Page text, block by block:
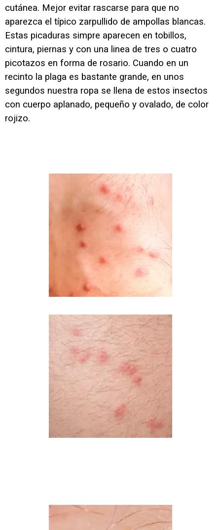
cutánea. Mejor evitar rascarse para que no
aparezca el típico zarpullido de ampollas blancas.
Estas picaduras simpre aparecen en tobillos,
cintura, piernas y con una linea de tres o cuatro
picotazos en forma de rosario. Cuando en un
recinto la plaga es bastante grande, en unos
segundos nuestra ropa se llena de estos insectos
con cuerpo aplanado, pequeño y ovalado, de color
rojizo.
Picadura de pulga
Picadura de pulga
Picadura de pulga